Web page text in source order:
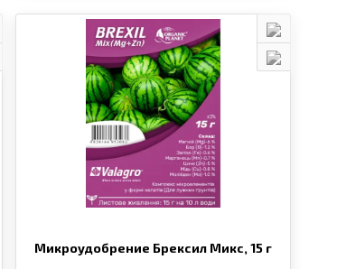
Микроудобрение Брексил Микс, 15 г